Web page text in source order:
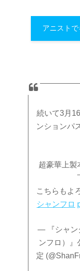
アニスト
続いて3月
ンションパ
超豪華上製
こちらもよ
シャンフロ
— 『シャン
ンフロ）』
定